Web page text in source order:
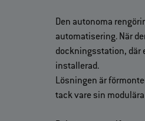
Den autonoma
automatisering. När
dockningsstation, där
installerad.
Lösningen är
tack vare sin